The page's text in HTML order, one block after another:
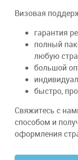
Визовая
гарантия
полный
любую
большой
быстро,
Свяжитесь с
способом и
оформления